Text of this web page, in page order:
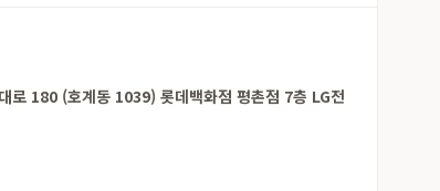
로 180 (호계동 1039) 롯데백화점 평촌점 7층 LG전